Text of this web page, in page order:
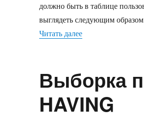
должно быть в таблице
выглядеть следующим
Читать далее
Выборка
HAVING